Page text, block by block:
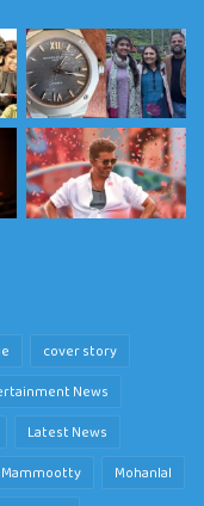
cover story
News
Latest News
Mammootty
Mohanlal